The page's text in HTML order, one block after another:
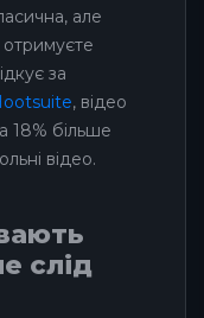
але
за
, відео
18% більше
відео.
слід